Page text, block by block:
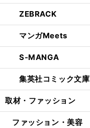
ZEBRACK
マンガMeets
S-MANGA
集英社コミック文庫
取材・ファッション
ファッション・美容